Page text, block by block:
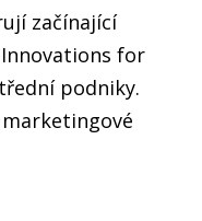
začínající
for
podniky.